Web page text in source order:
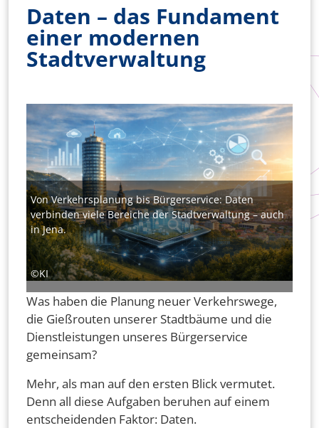
Daten – das Fundament
einer modernen
Stadtverwaltung
Bild
Von Verkehrsplanung bis Bürgerservice: Daten
verbinden viele Bereiche der Stadtverwaltung – auch
in Jena.
©KI
Was haben die Planung neuer Verkehrswege,
die Gießrouten unserer Stadtbäume und die
Dienstleistungen unseres Bürgerservice
gemeinsam?
Mehr, als man auf den ersten Blick vermutet.
Denn all diese Aufgaben beruhen auf einem
entscheidenden Faktor: Daten.